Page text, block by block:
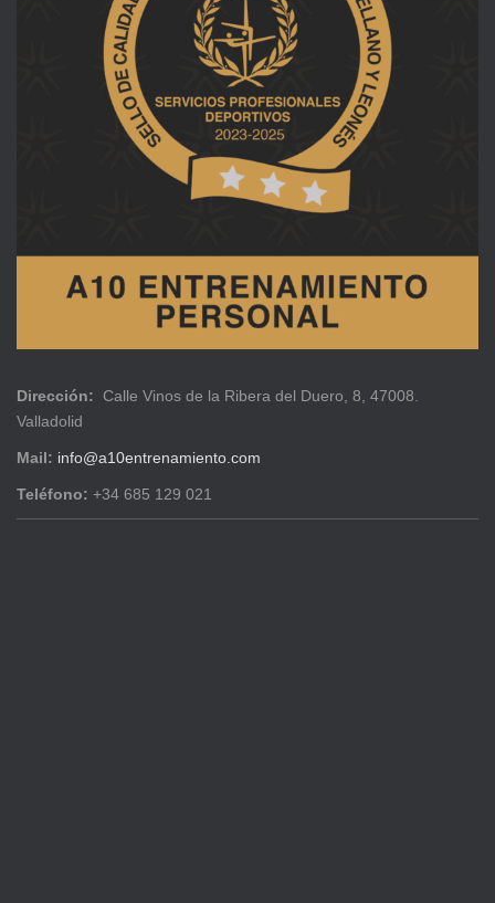
Dirección: Calle Vinos de la Ribera del Duero, 8, 47008.
Valladolid
Mail: info@a10entrenamiento.com
Teléfono: +34 685 129 021